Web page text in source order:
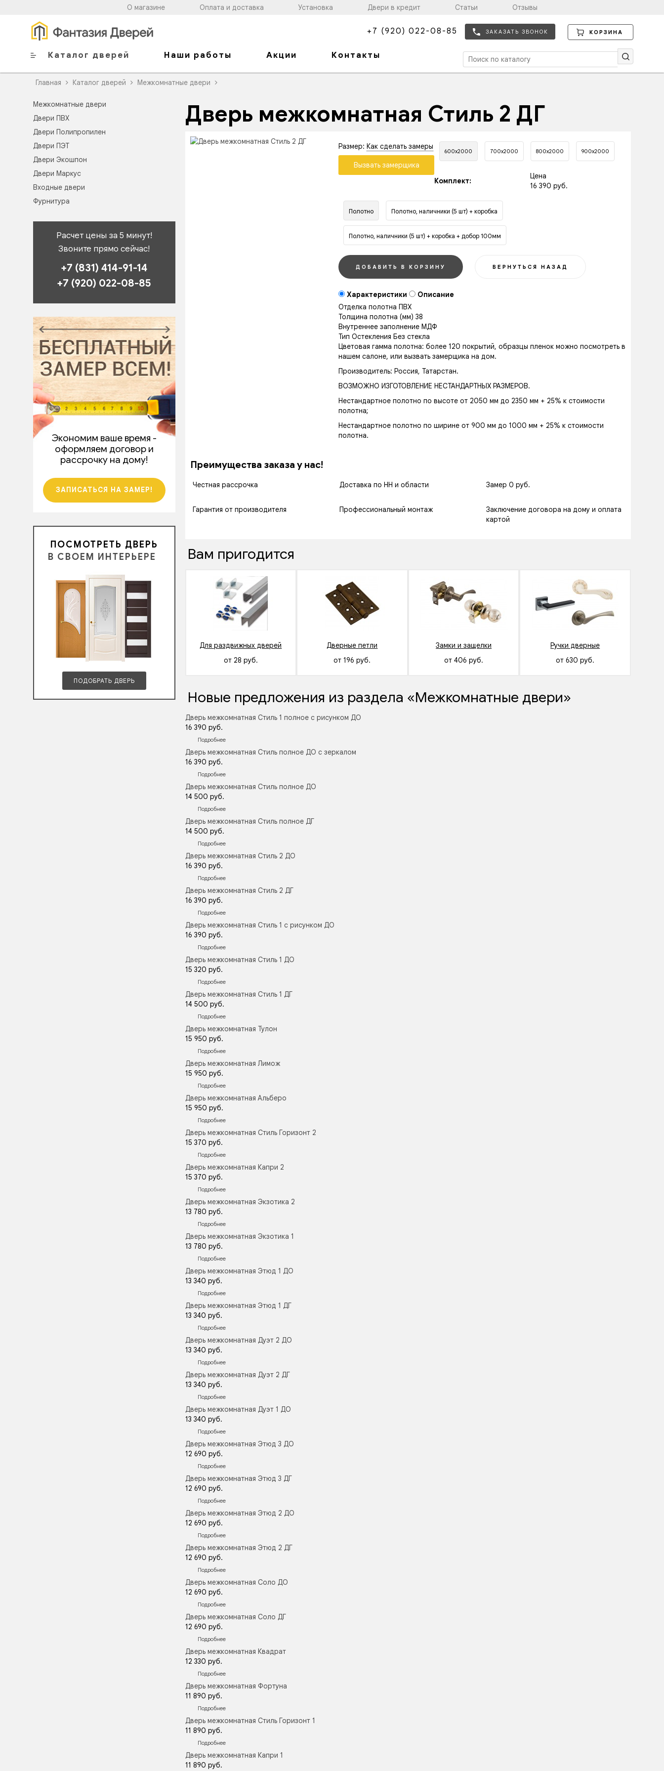
О магазине Оплата и доставка Установка Двери в кредит Статьи Отзывы
КОРЗИНА
+7 (920) 022-08-85 ЗАКАЗАТЬ ЗВОНОК
Каталог дверей Наши работы Акции Контакты
Главная Каталог дверей Межкомнатные двери
Межкомнатные двери
Двери ПВХ
Двери Полипропилен
Двери ПЭТ
Двери Экошпон
Двери Маркус
Входные двери
Фурнитура
Расчет цены за 5 минут!
Звоните прямо сейчас!
+7 (831) 414-91-14
+7 (920) 022-08-85
Экономим ваше время -
оформляем договор и
рассрочку на дому!
ЗАПИСАТЬСЯ НА ЗАМЕР!
ПОСМОТРЕТЬ ДВЕРЬ
В СВОЕМ ИНТЕРЬЕРЕ
ПОДОБРАТЬ ДВЕРЬ
Дверь межкомнатная Стиль 2 ДГ
Размер: Как сделать замеры
Вызвать замерщика
600х2000 700х2000 800х2000 900х2000
Комплект:
Полотно Полотно, наличники (5 шт) + коробка
Полотно, наличники (5 шт) + коробка + добор 100мм
Цена
16 390 руб.
Характеристики
Описание
Отделка полотна ПВХ
Толщина полотна (мм) 38
Внутреннее заполнение МДФ
Тип Остекления Без стекла
Цветовая гамма полотна: более 120 покрытий, образцы пленок можно посмотреть в
нашем салоне, или вызвать замерщика на дом.
Производитель: Россия, Татарстан.
ВОЗМОЖНО ИЗГОТОВЛЕНИЕ НЕСТАНДАРТНЫХ РАЗМЕРОВ.
Нестандартное полотно по высоте от 2050 мм до 2350 мм + 25% к стоимости
полотна;
Нестандартное полотно по ширине от 900 мм до 1000 мм + 25% к стоимости
полотна.
Преимущества заказа у нас!
Честная рассрочка Доставка по НН и области Замер 0 руб.
Гарантия от производителя Профессиональный монтаж
Заключение договора на дому и оплата
картой
Вам пригодится
Для раздвижных дверей
от 28 руб.
Дверные петли
от 196 руб.
Замки и защелки
от 406 руб.
Ручки дверные
от 630 руб.
Новые предложения из раздела «Межкомнатные двери»
Дверь межкомнатная Стиль 1 полное с рисунком ДО
16 390 руб.
Подробнее
Дверь межкомнатная Стиль полное ДО с зеркалом
16 390 руб.
Подробнее
Дверь межкомнатная Стиль полное ДО
14 500 руб.
Подробнее
Дверь межкомнатная Стиль полное ДГ
14 500 руб.
Подробнее
Дверь межкомнатная Стиль 2 ДО
16 390 руб.
Подробнее
Дверь межкомнатная Стиль 2 ДГ
16 390 руб.
Подробнее
Дверь межкомнатная Стиль 1 с рисунком ДО
16 390 руб.
Подробнее
Дверь межкомнатная Стиль 1 ДО
15 320 руб.
Подробнее
Дверь межкомнатная Стиль 1 ДГ
14 500 руб.
Подробнее
Дверь межкомнатная Тулон
15 950 руб.
Подробнее
Дверь межкомнатная Лимож
15 950 руб.
Подробнее
Дверь межкомнатная Альберо
15 950 руб.
Подробнее
Дверь межкомнатная Стиль Горизонт 2
15 370 руб.
Подробнее
Дверь межкомнатная Капри 2
15 370 руб.
Подробнее
Дверь межкомнатная Экзотика 2
13 780 руб.
Подробнее
Дверь межкомнатная Экзотика 1
13 780 руб.
Подробнее
Дверь межкомнатная Этюд 1 ДО
13 340 руб.
Подробнее
Дверь межкомнатная Этюд 1 ДГ
13 340 руб.
Подробнее
Дверь межкомнатная Дуэт 2 ДО
13 340 руб.
Подробнее
Дверь межкомнатная Дуэт 2 ДГ
13 340 руб.
Подробнее
Дверь межкомнатная Дуэт 1 ДО
13 340 руб.
Подробнее
Дверь межкомнатная Этюд 3 ДО
12 690 руб.
Подробнее
Дверь межкомнатная Этюд 3 ДГ
12 690 руб.
Подробнее
Дверь межкомнатная Этюд 2 ДО
12 690 руб.
Подробнее
Дверь межкомнатная Этюд 2 ДГ
12 690 руб.
Подробнее
Дверь межкомнатная Соло ДО
12 690 руб.
Подробнее
Дверь межкомнатная Соло ДГ
12 690 руб.
Подробнее
Дверь межкомнатная Квадрат
12 330 руб.
Подробнее
Дверь межкомнатная Фортуна
11 890 руб.
Подробнее
Дверь межкомнатная Стиль Горизонт 1
11 890 руб.
Подробнее
Дверь межкомнатная Капри 1
11 890 руб.